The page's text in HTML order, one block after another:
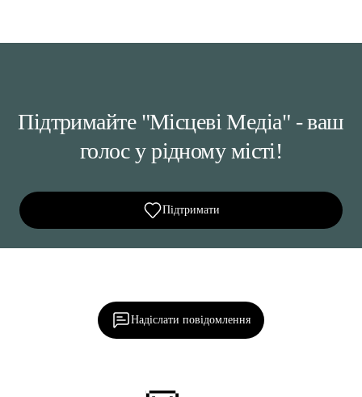
Підтримайте "Місцеві Медіа" - ваш
голос у рідному місті!
Підтримати
Надіслати повідомлення